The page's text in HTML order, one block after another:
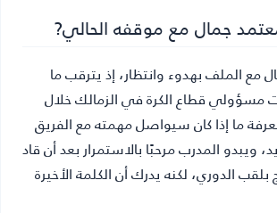
جمال مع موقفه الحالي?
مع الملف بهدوء وانتظار، إذ يترقب ما
مسؤولي قطاع الكرة في الزمالك خلال
ما إذا كان سيواصل مهمته مع الفريق
المدرب مرحبًا بالاستمرار بعد أن قاد
بلقب الدوري، لكنه يدرك أن الكلمة الأخيرة